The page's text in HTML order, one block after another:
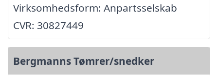
Virksomhedsform: Anpartsselskab
CVR: 30827449
Bergmanns Tømrer/snedker